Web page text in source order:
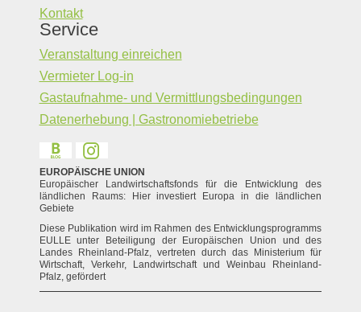
Kontakt
Service
Veranstaltung einreichen
Vermieter Log-in
Gastaufnahme- und Vermittlungsbedingungen
Datenerhebung | Gastronomiebetriebe
EUROPÄISCHE UNION
Europäischer Landwirtschaftsfonds für die Entwicklung des
ländlichen Raums: Hier investiert Europa in die ländlichen
Gebiete
Diese Publikation wird im Rahmen des Entwicklungsprogramms
EULLE unter Beteiligung der Europäischen Union und des
Landes Rheinland-Pfalz, vertreten durch das Ministerium für
Wirtschaft, Verkehr, Landwirtschaft und Weinbau Rheinland-
Pfalz, gefördert